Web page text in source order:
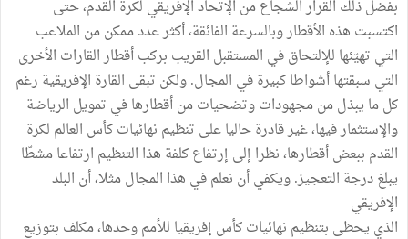
بفضل ذلك القرار الشجاع من الإتحاد الإفريقي لكرة القدم، حتى
اكتسبت هذه الأقطار وبالسرعة الفائقة، أكثر عدد ممكن من الملاعب
التي تهيّئها للإلتحاق في المستقبل القريب بركب أقطار القارات الأخرى
التي سبقتها أشواطا كبيرة في المجال. ولكن تبقى القارة الإفريقية رغم
كل ما يبذل من مجهودات وتضحيات من أقطارها في تمويل الرياضة
والإستثمار فيها، غير قادرة حاليا على تنظيم نهائيات كأس العالم لكرة
القدم ببعض أقطارها، نظرا إلى إرتفاع كلفة هذا التنظيم ارتفاعا مشطّا
يبلغ درجة التعجيز. ويكفي أن نعلم في هذا المجال مثلا، أن البلد
الإفريقي
الذي يحظى بتنظيم نهائيات كأس إفريقيا للأمم وحدها، مكلف بتوزيع